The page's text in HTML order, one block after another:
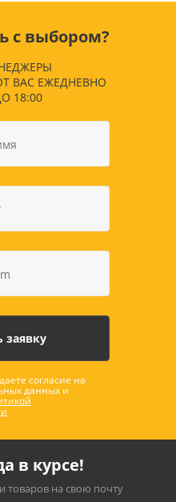
с выбором?
ВАС ЕЖЕДНЕВНО
18:00
согласие на
данных и
в курсе!
товаров на свою почту